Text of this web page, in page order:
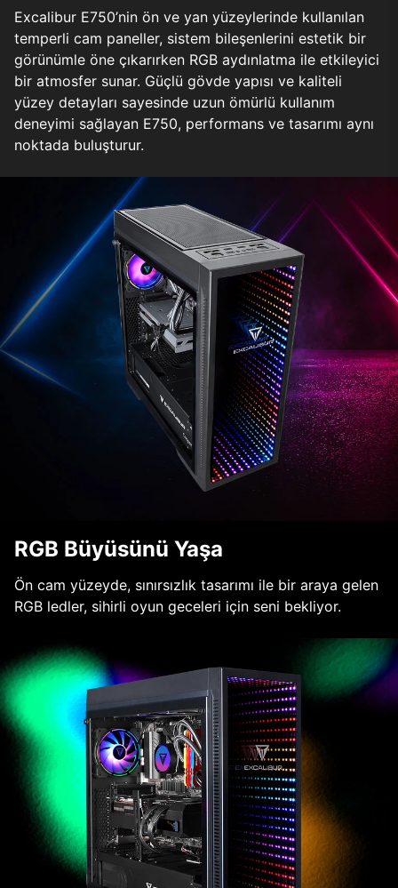
Excalibur E750’nin ön ve yan yüzeylerinde kullanılan
temperli cam paneller, sistem bileşenlerini estetik bir
görünümle öne çıkarırken RGB aydınlatma ile etkileyici
bir atmosfer sunar. Güçlü gövde yapısı ve kaliteli
yüzey detayları sayesinde uzun ömürlü kullanım
deneyimi sağlayan E750, performans ve tasarımı aynı
noktada buluşturur.
RGB Büyüsünü Yaşa
Ön cam yüzeyde, sınırsızlık tasarımı ile bir araya gelen
RGB ledler, sihirli oyun geceleri için seni bekliyor.